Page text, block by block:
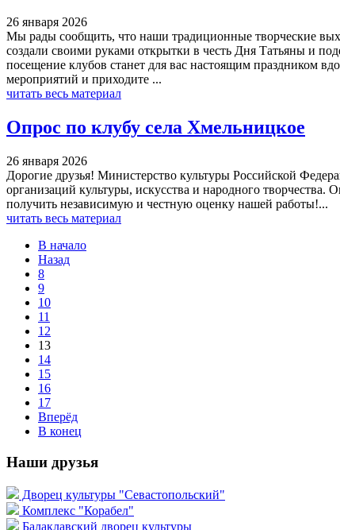
26 января 2026
Мы рады сообщить, что наши традиционные творческие
создали своими руками открытки в честь Дня Татьяны и
посещение клубов станет для вас настоящим праздником
мероприятий и приходите ...
читать весь материал
Опрос по клубу села Хмельницкое
26 января 2026
Дорогие друзья! Министерство культуры Российской
организаций культуры, искусства и народного
получить независимую и честную оценку нашей работы!...
читать весь материал
В начало
Назад
8
9
10
11
12
13
14
15
16
17
Вперёд
В конец
Наши друзья
Дворец культуры "Севастопольский"
Комплекс "Корабел"
Балаклавский дворец культуры